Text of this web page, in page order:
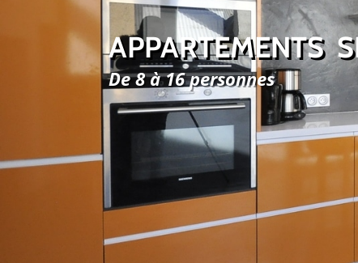
APPARTEMENTS
De 8 à 16 personnes